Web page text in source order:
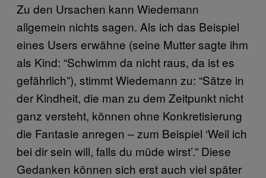
Zu den Ursachen kann Wiedemann
allgemein nichts sagen. Als ich das Beispiel
eines Users erwähne (seine Mutter sagte ihm
als Kind: “Schwimm da nicht raus, da ist es
gefährlich”), stimmt Wiedemann zu: “Sätze in
der Kindheit, die man zu dem Zeitpunkt nicht
ganz versteht, können ohne Konkretisierung
die Fantasie anregen – zum Beispiel ‘Weil ich
bei dir sein will, falls du müde wirst’.” Diese
Gedanken können sich erst auch viel später